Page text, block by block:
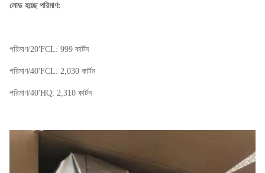
লোড হচ্ছে পরিমাণ:
পরিমাণ/20'FCL: 999 কার্টন
পরিমাণ/40'FCL: 2,030 কার্টন
পরিমাণ/40'HQ: 2,310 কার্টন